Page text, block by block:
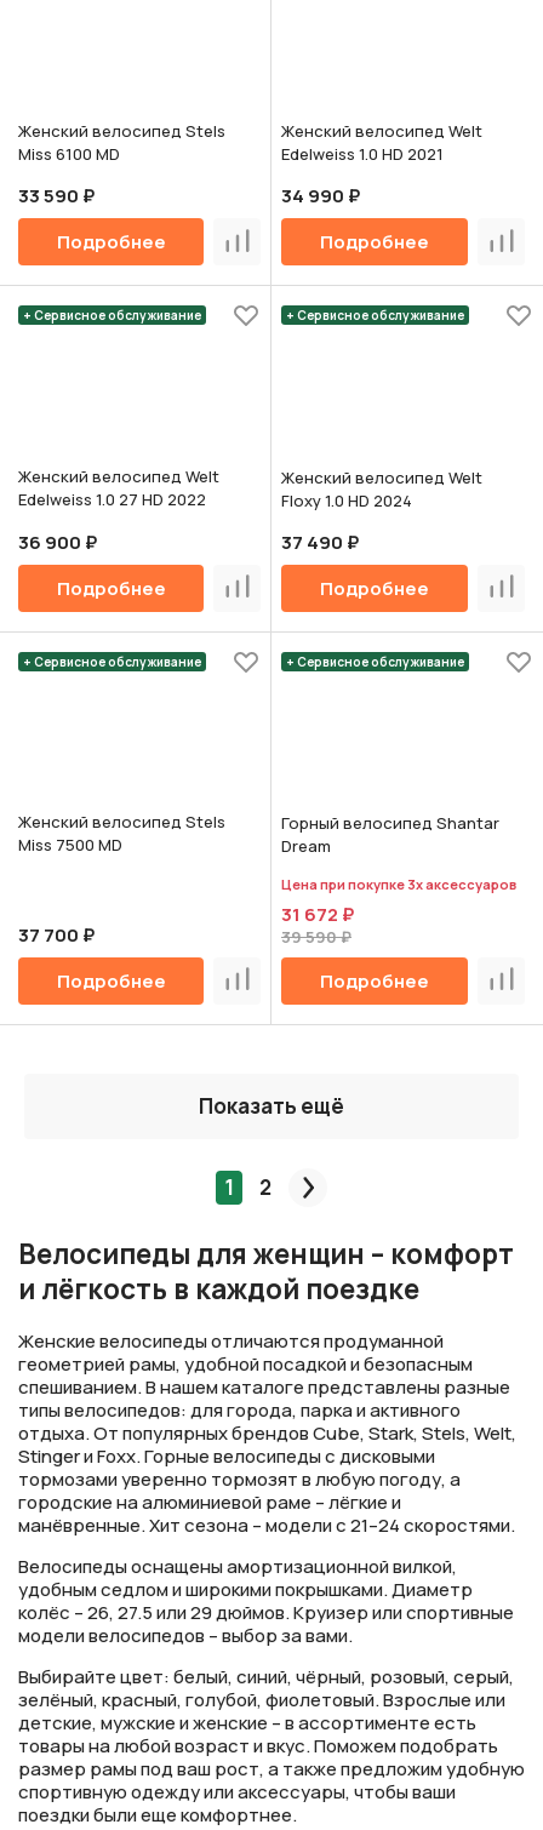
Женский велосипед Stels
Miss 6100 MD
33 590 ₽
Подробнее
Сравнить
Женский велосипед Welt
Edelweiss 1.0 HD 2021
34 990 ₽
Подробнее
+ Сервисное обслуживание
Женский велосипед Welt
Edelweiss 1.0 27 HD 2022
36 900 ₽
Подробнее
Сравнить
+ Сервисное обслуживание
Женский велосипед Welt
Floxy 1.0 HD 2024
37 490 ₽
Подробнее
+ Сервисное обслуживание
Женский велосипед Stels
Miss 7500 MD
37 700 ₽
Подробнее
Сравнить
+ Сервисное обслуживание
Горный велосипед Shantar
Dream
Цена при покупке 3х аксессуаров
31 672 ₽
39 590 ₽
Подробнее
Показать ещё
1 2 След.
Велосипеды для женщин – комфорт
и лёгкость в каждой поездке
Женские велосипеды отличаются продуманной
геометрией рамы, удобной посадкой и безопасным
спешиванием. В нашем каталоге представлены разные
типы велосипедов: для города, парка и активного
отдыха. От популярных брендов Cube, Stark, Stels, Welt,
Stinger и Foxx. Горные велосипеды с дисковыми
тормозами уверенно тормозят в любую погоду, а
городские на алюминиевой раме – лёгкие и
манёвренные. Хит сезона – модели с 21–24 скоростями.
Велосипеды оснащены амортизационной вилкой,
удобным седлом и широкими покрышками. Диаметр
колёс – 26, 27.5 или 29 дюймов. Круизер или спортивные
модели велосипедов – выбор за вами.
Выбирайте цвет: белый, синий, чёрный, розовый, серый,
зелёный, красный, голубой, фиолетовый. Взрослые или
детские, мужские и женские – в ассортименте есть
товары на любой возраст и вкус. Поможем подобрать
размер рамы под ваш рост, а также предложим удобную
спортивную одежду или аксессуары, чтобы ваши
поездки были еще комфортнее.